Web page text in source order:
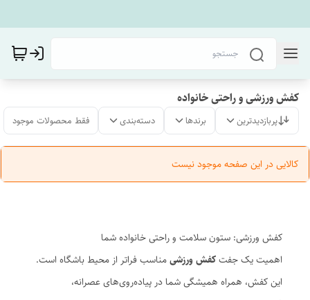
کفش ورزشی و راحتی خانواده
پربازدیدترین برندها دسته‌بندی فقط محصولات موجود
کالایی در این صفحه موجود نیست
کفش ورزشی: ستون سلامت و راحتی خانواده شما
اهمیت یک جفتکفش ورزشیمناسب فراتر از محیط باشگاه است.
این کفش، همراه همیشگی شما در پیاده‌روی‌های عصرانه،